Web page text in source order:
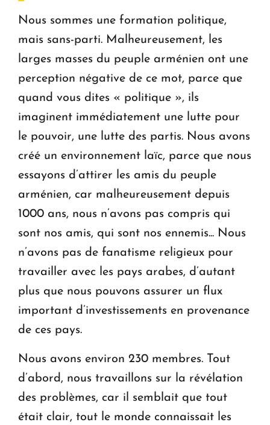
Nous sommes une formation politique,
mais sans-parti. Malheureusement, les
larges masses du peuple arménien ont une
perception négative de ce mot, parce que
quand vous dites « politique », ils
imaginent immédiatement une lutte pour
le pouvoir, une lutte des partis. Nous avons
créé un environnement laïc, parce que nous
essayons d’attirer les amis du peuple
arménien, car malheureusement depuis
1000 ans, nous n’avons pas compris qui
sont nos amis, qui sont nos ennemis... Nous
n’avons pas de fanatisme religieux pour
travailler avec les pays arabes, d’autant
plus que nous pouvons assurer un flux
important d’investissements en provenance
de ces pays.
Nous avons environ 230 membres. Tout
d’abord, nous travaillons sur la révélation
des problèmes, car il semblait que tout
était clair, tout le monde connaissait les